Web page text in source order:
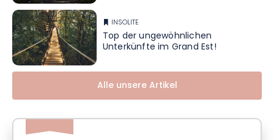
INSOLITE
Top der ungewöhnlichen
Unterkünfte im Grand Est!
Alle unsere Artikel